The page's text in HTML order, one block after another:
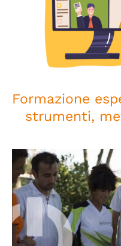
Formazione
remoto:
Formazione
strumenti,
Formula Team
e variabili che
vincente